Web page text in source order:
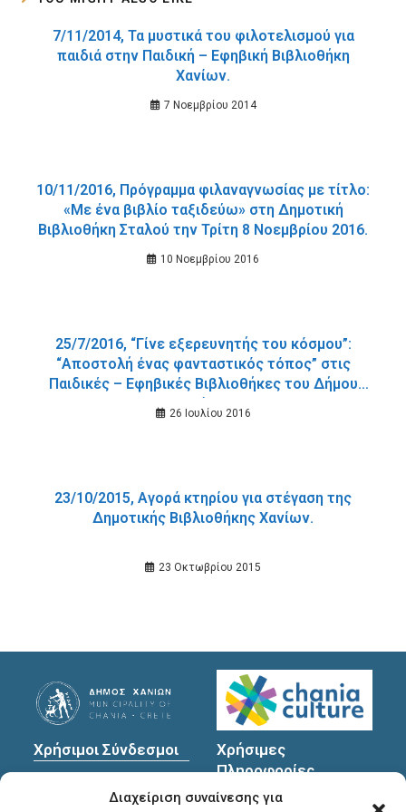
Διαχείριση συναίνεσης για
7/11/2014, Τα μυστικά του φιλοτελισμού για
παιδιά στην Παιδική – Εφηβική Βιβλιοθήκη
Χανίων.
7 Νοεμβρίου 2014
10/11/2016, Πρόγραμμα φιλαναγνωσίας με τίτλο:
«Με ένα βιβλίο ταξιδεύω» στη Δημοτική
Βιβλιοθήκη Σταλού την Τρίτη 8 Νοεμβρίου 2016.
10 Νοεμβρίου 2016
25/7/2016, “Γίνε εξερευνητής του κόσμου”:
“Αποστολή ένας φανταστικός τόπος” στις
Παιδικές – Εφηβικές Βιβλιοθήκες του Δήμου
Χανίων.
26 Ιουλίου 2016
23/10/2015, Αγορά κτηρίου για στέγαση της
Δημοτικής Βιβλιοθήκης Χανίων.
23 Οκτωβρίου 2015
Χρήσιμοι Σύνδεσμοι
Προσωπικών
Χρήσιμες
Πληροφορίες
Διεύθυνση